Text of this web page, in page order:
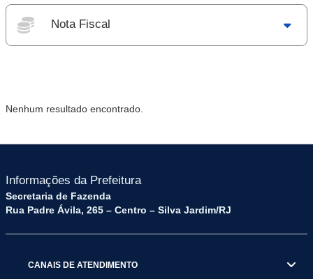
Nota Fiscal
Nenhum resultado encontrado.
Informações da Prefeitura
Secretaria de Fazenda
Rua Padre Ávila, 265 – Centro – Silva Jardim/RJ
CANAIS DE ATENDIMENTO